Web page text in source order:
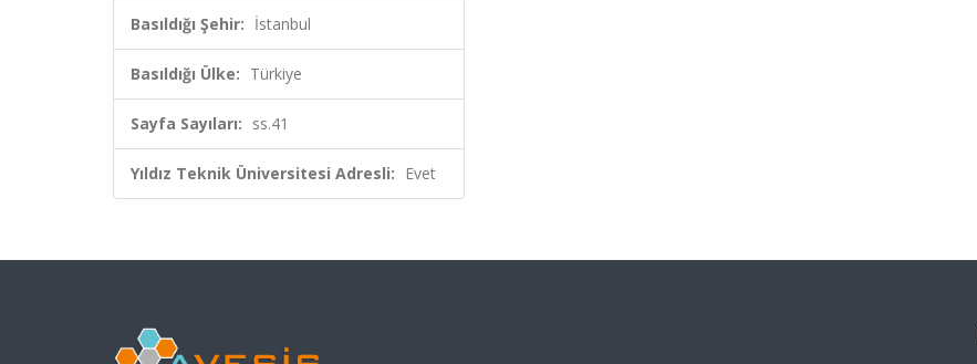
Basıldığı Şehir: İstanbul
Basıldığı Ülke: Türkiye
Sayfa Sayıları: ss.41
Yıldız Teknik Üniversitesi Adresli: Evet